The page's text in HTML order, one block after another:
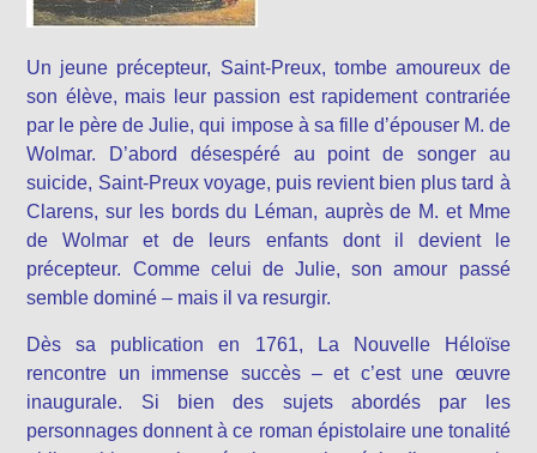
Un jeune précepteur, Saint-Preux, tombe amoureux de
son élève, mais leur passion est rapidement contrariée
par le père de Julie, qui impose à sa fille d’épouser M. de
Wolmar. D’abord désespéré au point de songer au
suicide, Saint-Preux voyage, puis revient bien plus tard à
Clarens, sur les bords du Léman, auprès de M. et Mme
de Wolmar et de leurs enfants dont il devient le
précepteur. Comme celui de Julie, son amour passé
semble dominé – mais il va resurgir.
Dès sa publication en 1761, La Nouvelle Héloïse
rencontre un immense succès – et c’est une œuvre
inaugurale. Si bien des sujets abordés par les
personnages donnent à ce roman épistolaire une tonalité